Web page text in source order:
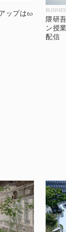
ップはto
隈研
ン授
配信